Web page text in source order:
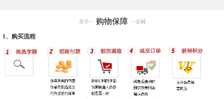
购物保障
1、购买流程